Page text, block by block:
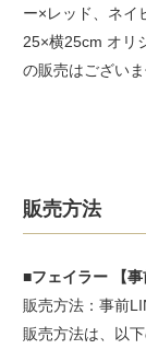
ー×レッド、ネイ
25×横25cm オリ
の販売はございま
販売方法
■フェイラー 【事
販売方法：事前
販売方法は、以